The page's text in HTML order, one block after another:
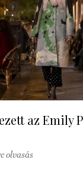
az Emily
olvasás